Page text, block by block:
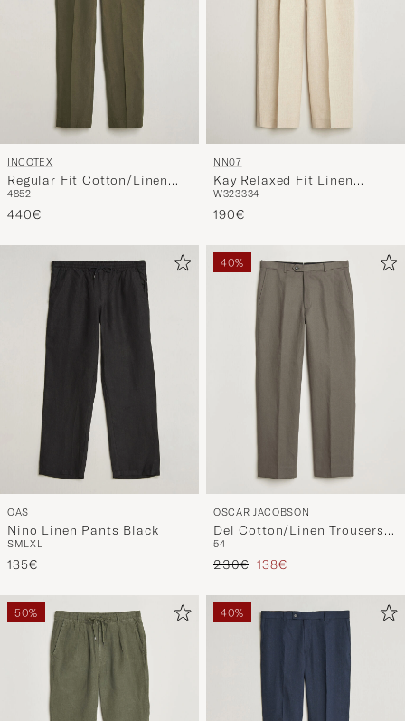
INCOTEX
Regular Fit Cotton/Linen
Drill Trousers Military
4852
440€
NN07
Kay Relaxed Fit Linen
Trousers Oat
W323334
190€
OAS
Nino Linen Pants Black
SMLXL
135€
40%
OSCAR JACOBSON
Del Cotton/Linen Trousers
Olive
54
Regulärer Preis
230€ Reduzierter Preis
138€
50% 40%